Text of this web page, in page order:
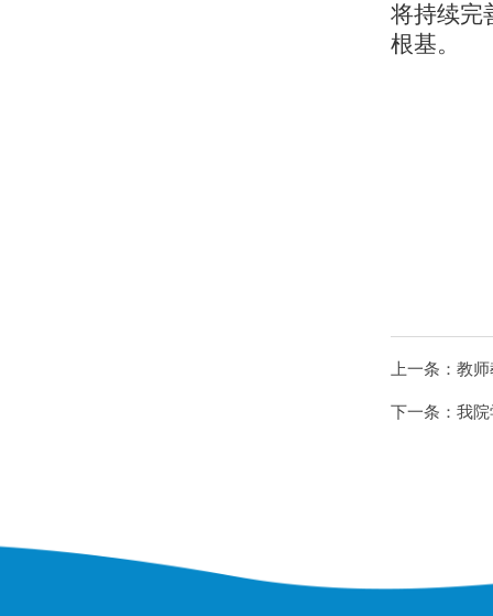
将持续完
根基。
上一条： 教师
下一条： 我院